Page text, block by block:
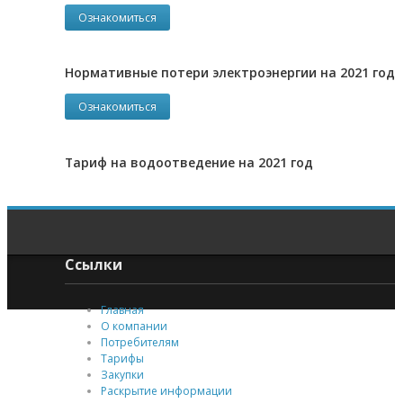
Ознакомиться
Нормативные потери электроэнергии на 2021 год
Ознакомиться
Тариф на водоотведение на 2021 год
Ссылки
Главная
О компании
Потребителям
Тарифы
Закупки
Раскрытие информации